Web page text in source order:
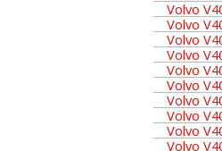
Volvo
Volvo
Volvo
Volvo
Volvo
Volvo
Volvo
Volvo
Volvo
Volvo